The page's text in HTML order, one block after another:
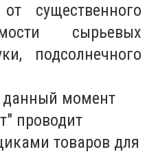
существенного
сырьевых
подсолнечного
данный момент
проводит
товаров для